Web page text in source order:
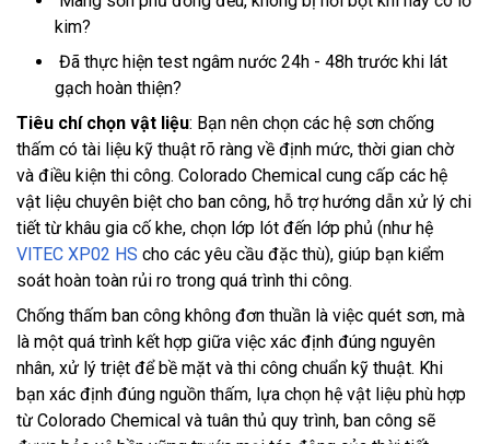
kim?
Đã thực hiện test ngâm nước 24h - 48h trước khi lát
gạch hoàn thiện?
Tiêu chí chọn vật liệu: Bạn nên chọn các hệ sơn chống
thấm có tài liệu kỹ thuật rõ ràng về định mức, thời gian chờ
và điều kiện thi công. Colorado Chemical cung cấp các hệ
vật liệu chuyên biệt cho ban công, hỗ trợ hướng dẫn xử lý chi
tiết từ khâu gia cố khe, chọn lớp lót đến lớp phủ (như hệ
VITEC XP02 HS cho các yêu cầu đặc thù), giúp bạn kiểm
soát hoàn toàn rủi ro trong quá trình thi công.
Chống thấm ban công không đơn thuần là việc quét sơn, mà
là một quá trình kết hợp giữa việc xác định đúng nguyên
nhân, xử lý triệt để bề mặt và thi công chuẩn kỹ thuật. Khi
bạn xác định đúng nguồn thấm, lựa chọn hệ vật liệu phù hợp
từ Colorado Chemical và tuân thủ quy trình, ban công sẽ